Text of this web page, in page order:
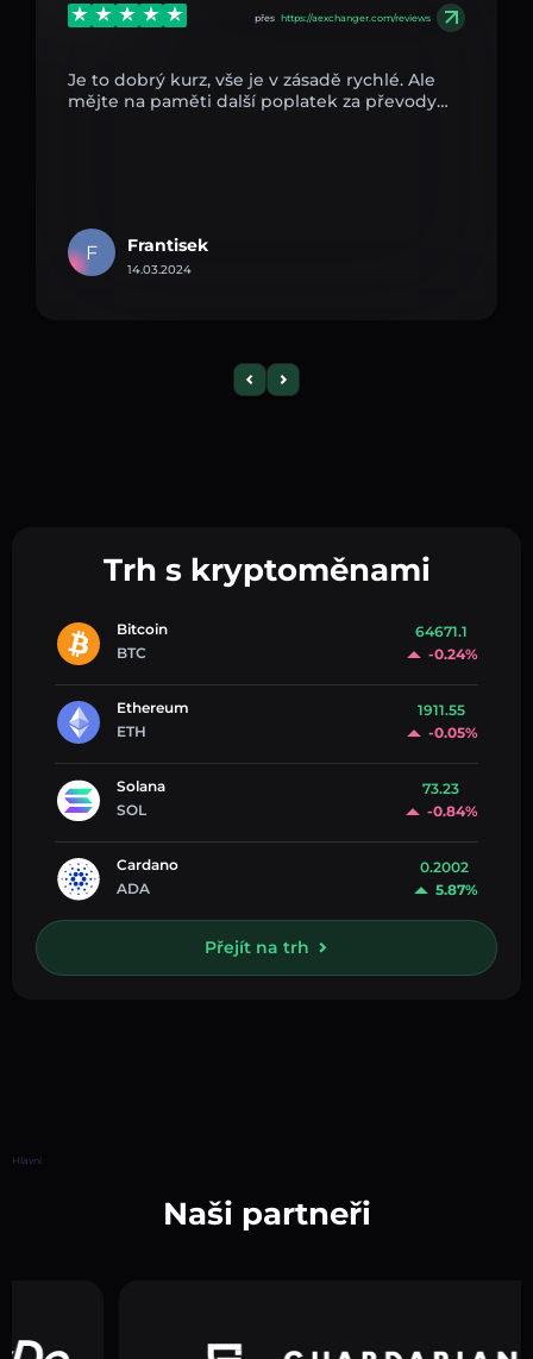
přes https://aexchanger.com/reviews
Je to dobrý kurz, vše je v zásadě rychlé. Ale
mějte na paměti další poplatek za převody…
F Frantisek
14.03.2024
Trh s kryptoměnami
Bitcoin
BTC
64671.1
-0.24%
Ethereum
ETH
1911.55
-0.05%
Solana
SOL
73.23
-0.84%
Cardano
ADA
0.2002
5.87%
Přejít na trh
Hlavní
Naši partneři